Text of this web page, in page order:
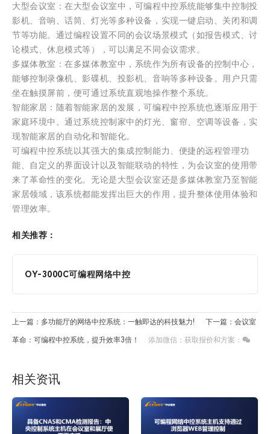
大型会议室：在大型会议室中，可编程中控系统能够集中控制投
影机、音响、话筒、灯光等多种设备，实现一键启动、关闭和调
节等功能。通过编程设置不同的会议场景模式（如报告模式、讨
论模式、休息模式等），可以满足不同会议需求。
多媒体教室：在多媒体教室中，系统作为所有设备的控制中心，
能够控制录像机、影碟机、投影机、音响等多种设备。用户只需
坐在触摸屏前，便可通过系统直观地操作整个系统。
智能家居：随着智能家居的发展，可编程中控系统也逐渐应用于
家庭环境中。通过系统控制家中的灯光、窗帘、空调等设备，实
现智能家居的自动化和智能化。
可编程中控系统以其强大的集成控制能力、便捷的远程管理功
能、自定义的界面设计以及智能联动的特性，为会议室的使用带
来了革命性的变化。无论是大型会议室还是多媒体教室乃至智能
家居领域，该系统都能发挥出巨大的作用，提升整体使用体验和
管理效率。
相关推荐：
OY-3000C可编程网络中控
上一篇：多功能厅的网络中控系统：一触即达的科技魅力! 下一篇：会议室
革命：可编程中控系统，提升效率3倍！ 添加微信：获取报价和方案：
相关资讯